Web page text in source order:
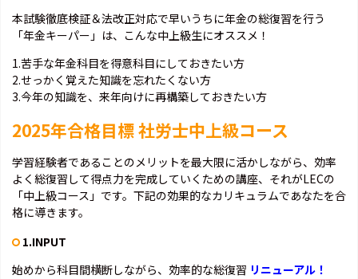
本試験徹底検証＆法改正対応で早いうちに年金の総復習を行う
「年金キーパー」は、こんな中上級生にオススメ！
1.苦手な年金科目を得意科目にしておきたい方
2.せっかく覚えた知識を忘れたくない方
3.今年の知識を、来年向けに再構築しておきたい方
2025年合格目標 社労士中上級コース
学習経験者であることのメリットを最大限に活かしながら、効率
よく総復習して得点力を完成していくための講座、それがLECの
「中上級コース」です。下記の効果的なカリキュラムであなたを合
格に導きます。
1.INPUT
始めから科目間横断しながら、効率的な総復習 リニューアル！